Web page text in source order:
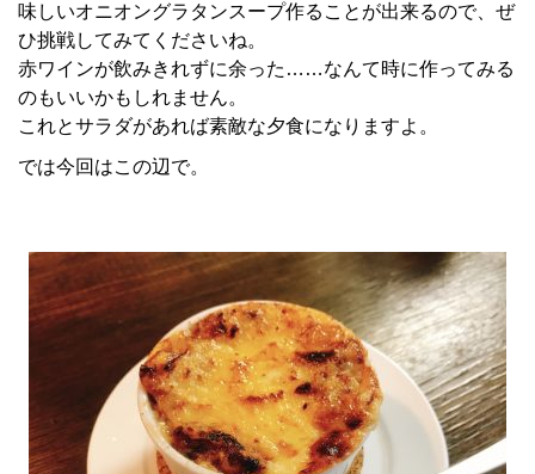
味しいオニオングラタンスープ作ることが出来るので、ぜ
ひ挑戦してみてくださいね。
赤ワインが飲みきれずに余った……なんて時に作ってみる
のもいいかもしれません。
これとサラダがあれば素敵な夕食になりますよ。
では今回はこの辺で。